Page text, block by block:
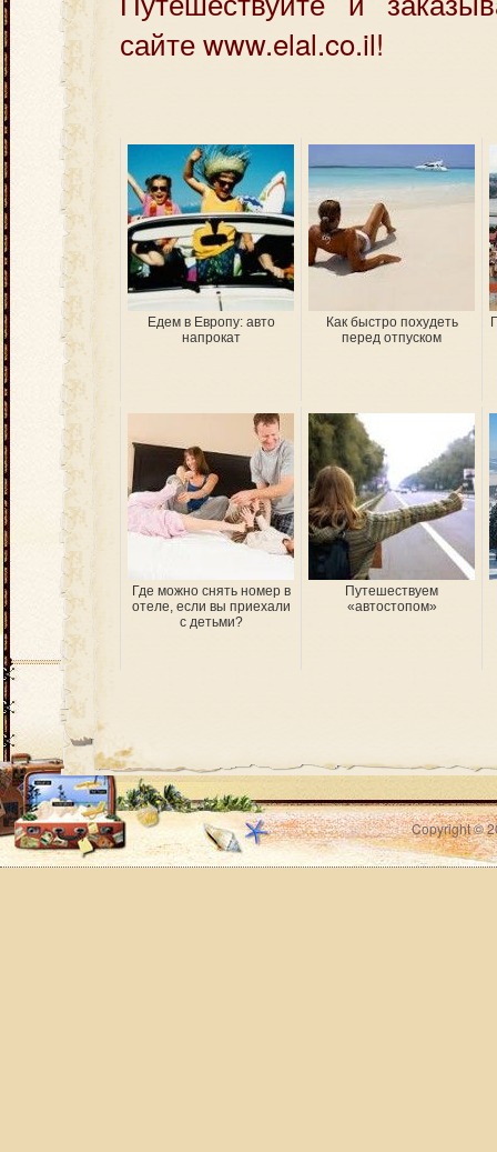
сайте www.elal.co.il!
Едем в Европу: авто
напрокат
Как быстро похудеть
перед отпуском
Где можно снять номер в
отеле, если вы приехали
с детьми?
Путешествуем
«автостопом»
Copyright ©